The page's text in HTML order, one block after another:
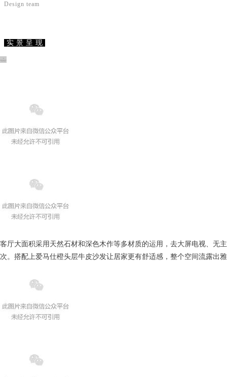
Design team
实 景 呈 现
客厅大面积采用天然石材和深色木作等多材质的运用，去大屏电视、无
次。搭配上爱马仕橙头层牛皮沙发让居家更有舒适感， 整个空间流露出